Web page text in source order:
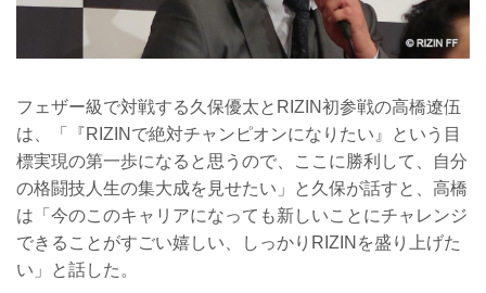
フェザー級で対戦する久保優太とRIZIN初参戦の高橋遼伍
は、「『RIZINで絶対チャンピオンになりたい』という目
標実現の第一歩になると思うので、ここに勝利して、自分
の格闘技人生の集大成を見せたい」と久保が話すと、高橋
は「今のこのキャリアになっても新しいことにチャレンジ
できることがすごい嬉しい、しっかりRIZINを盛り上げた
い」と話した。